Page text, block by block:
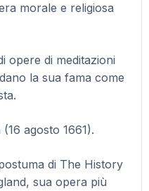
morale e religiosa
opere di meditazioni
la sua fama come
agosto 1661).
di The History
sua opera più